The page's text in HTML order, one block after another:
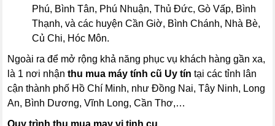
Phú, Bình Tân, Phú Nhuận, Thủ Đức, Gò Vấp, Bình
Thạnh, và các huyện Cần Giờ, Bình Chánh, Nhà Bè,
Củ Chi, Hóc Môn.
Ngoài ra để mở rộng khả năng phục vụ khách hàng gần xa,
là 1 nơi nhậnthu mua máy tính cũ Uy tín tại các tỉnh lân
cận thành phố Hồ Chí Minh, như Đồng Nai, Tây Ninh, Long
An, Bình Dương, Vĩnh Long, Cần Thơ,…
Quy trình thu mua may vi tinh cu